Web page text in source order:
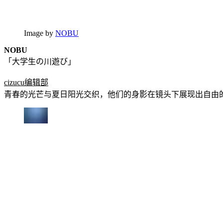
Image by NOBU
NOBU
「大学生の川遊び」
cizucu编辑部
青春的光芒与夏日阳光交织，他们的身影在镜头下展现出自由